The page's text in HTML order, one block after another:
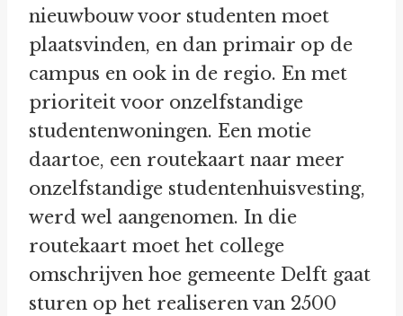
nieuwbouw voor studenten moet
plaatsvinden, en dan primair op de
campus en ook in de regio. En met
prioriteit voor onzelfstandige
studentenwoningen. Een motie
daartoe, een routekaart naar meer
onzelfstandige studentenhuisvesting,
werd wel aangenomen. In die
routekaart moet het college
omschrijven hoe gemeente Delft gaat
sturen op het realiseren van 2500